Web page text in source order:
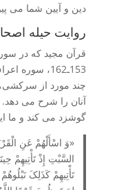
دین و آیین شما می
روایت حیله
چند مورد از سرکشی،
آنان را شرح می
گوشزد می کند و ما
«وَ اسْأَلْهُمْ عَنِ
السَّبْتِ إِذْ تَأْتِیهِمْ
تَأْتِیهِمْ کَذَلِکَ